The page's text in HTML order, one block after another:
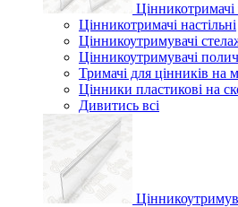
Цінникотримачі
Цінникотримачі настільні
Цінникоутримувачі
Цінникоутримувачі
Тримачі для цінників на
Цінники пластикові на
Дивитись всі